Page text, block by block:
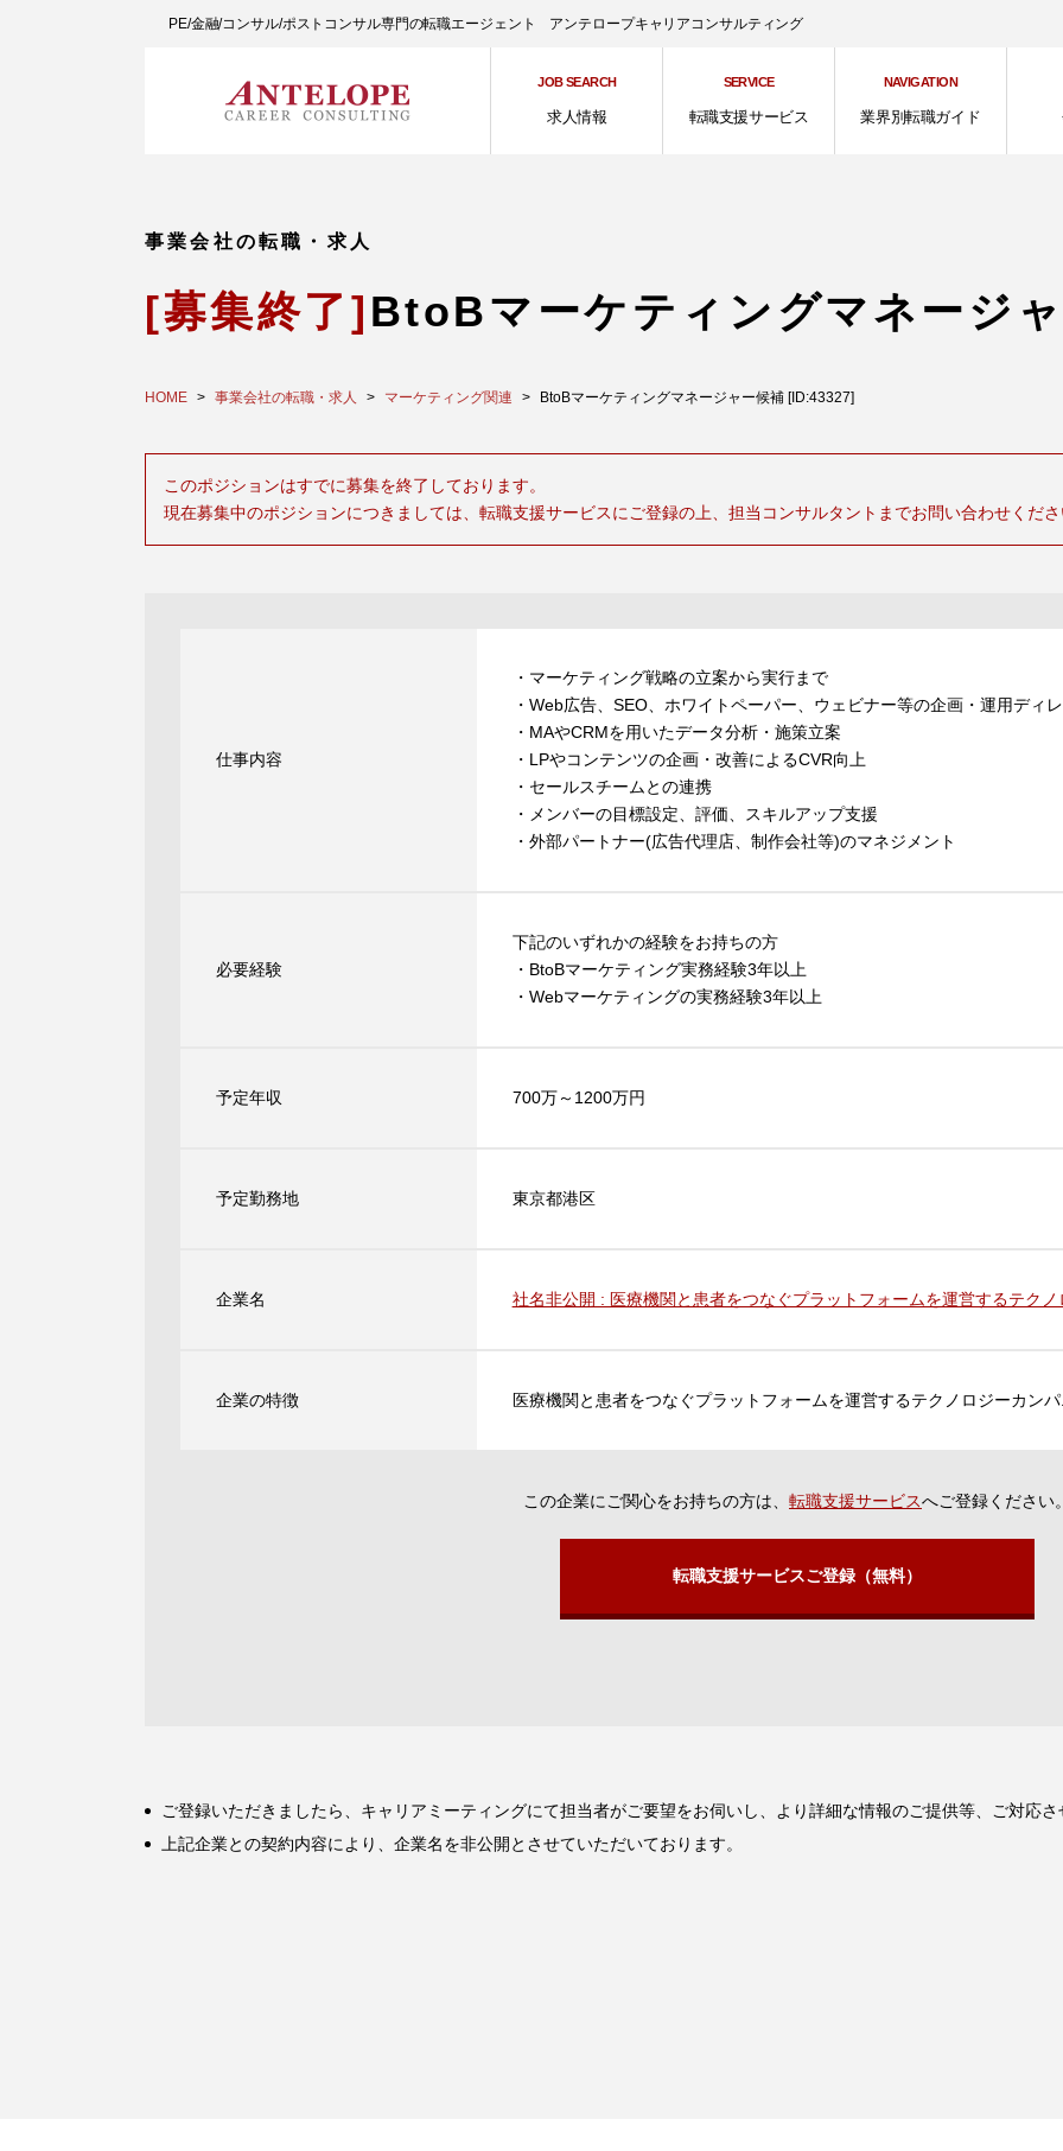
PE/金融/コンサル/ポストコンサル専門の転職エージェント アンテロープキャリアコンサルティング
JOB SEARCH
求人情報
SERVICE
転職支援サービス
NAVIGATION
業界別転職ガイド
事業会社の転職・求人
[募集終了]BtoBマーケティングマネージ
HOME 事業会社の転職・求人 マーケティング関連 BtoBマーケティングマネージャー候補 [ID:43327]
このポジションはすでに募集を終了しております。
現在募集中のポジションにつきましては、転職支援サービスにご登録の上、担当コンサルタントまでお問い合わせくださ
仕事内容
・マーケティング戦略の立案から実行まで
・Web広告、SEO、ホワイトペーパー、ウェビナー等の企画・運用ディ
・MAやCRMを用いたデータ分析・施策立案
・LPやコンテンツの企画・改善によるCVR向上
・セールスチームとの連携
・メンバーの目標設定、評価、スキルアップ支援
・外部パートナー(広告代理店、制作会社等)のマネジメント
必要経験
下記のいずれかの経験をお持ちの方
・BtoBマーケティング実務経験3年以上
・Webマーケティングの実務経験3年以上
予定年収 700万～1200万円
予定勤務地 東京都港区
企業名 社名非公開 : 医療機関と患者をつなぐプラットフォームを運営するテク
企業の特徴 医療機関と患者をつなぐプラットフォームを運営するテクノロジーカン
この企業にご関心をお持ちの方は、 転職支援サービスへご登録ください。
転職支援サービスご登録（無料）
ご登録いただきましたら、キャリアミーティングにて担当者がご要望をお伺いし、より詳細な情報のご提供等、ご対応さ
上記企業との契約内容により、企業名を非公開とさせていただいております。